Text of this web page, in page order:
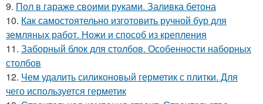
9. Пол в гараже своими руками. Заливка бетона
10. Как самостоятельно изготовить ручной бур для
земляных работ. Ножи и способ из крепления
11. Заборный блок для столбов. Особенности наборных
столбов
12. Чем удалить силиконовый герметик с плитки. Для
чего используется герметик